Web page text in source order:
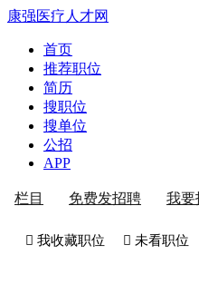
康强医疗人才网
首页
推荐职位
简历
搜职位
搜单位
公招
APP
栏目 免费发招聘 我要
 我收藏职位  未看职位